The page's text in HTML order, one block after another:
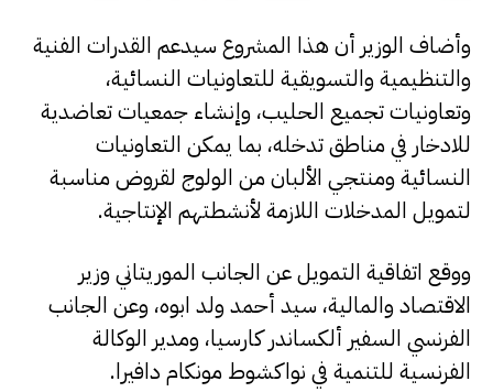
وأضاف الوزير أن هذا المشروع سيدعم القدرات الفنية
والتنظيمية والتسويقية للتعاونيات النسائية،
وتعاونيات تجميع الحليب، وإنشاء جمعيات تعاضدية
للادخار في مناطق تدخله، بما يمكن التعاونيات
النسائية ومنتجي الألبان من الولوج لقروض مناسبة
لتمويل المدخلات اللازمة لأنشطتهم الإنتاجية.
ووقع اتفاقية التمويل عن الجانب الموريتاني وزير
الاقتصاد والمالية، سيد أحمد ولد ابوه، وعن الجانب
الفرنسي السفير ألكساندر كارسيا، ومدير الوكالة
الفرنسية للتنمية في نواكشوط مونكام دافيرا.